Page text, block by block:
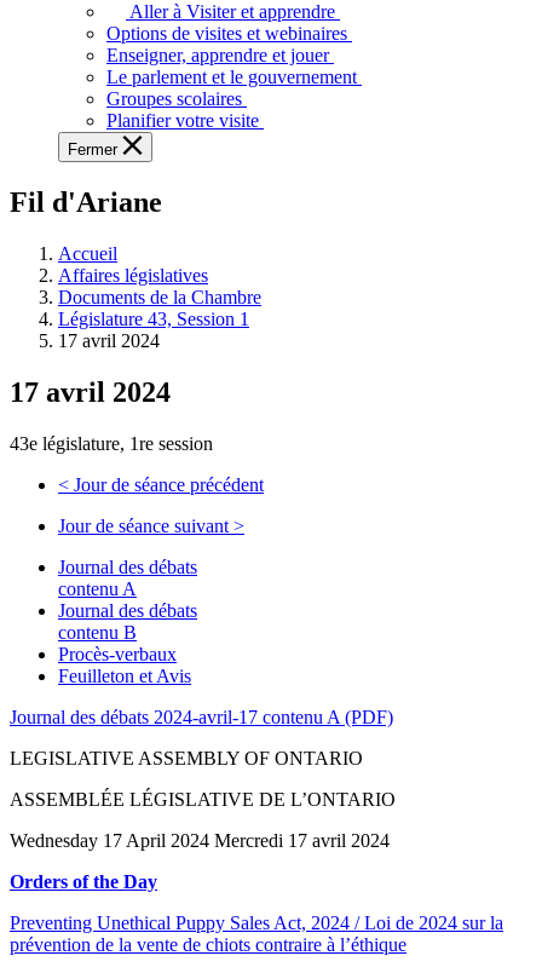
voir,
apprendre
et
à
à
législative.
Aller à Visiter et apprendre
Options de visites et webinaires
Enseigner, apprendre et jouer
Le parlement et le gouvernement
Groupes scolaires
Planifier votre visite
Fermer
Fil d'Ariane
Accueil
Affaires législatives
Documents de la Chambre
Législature 43, Session 1
17 avril 2024
17 avril 2024
43e législature, 1re session
< Jour de séance précédent
Jour de séance suivant >
Journal des débats
contenu A
Journal des débats
contenu B
Procès-verbaux
Feuilleton et Avis
Journal des débats 2024-avril-17 contenu A (PDF)
LEGISLATIVE ASSEMBLY OF ONTARIO
ASSEMBLÉE LÉGISLATIVE DE L’ONTARIO
Wednesday 17 April 2024 Mercredi 17 avril 2024
Orders of the Day
Preventing Unethical Puppy Sales Act, 2024 / Loi de 2024 sur la
prévention de la vente de chiots contraire à l’éthique